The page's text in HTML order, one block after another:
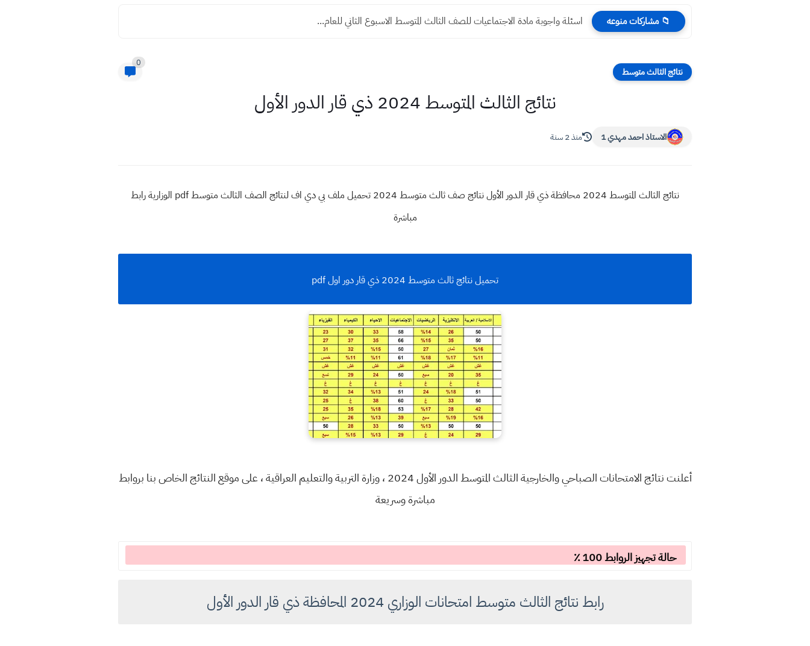
📁 مشاركات منوعه اسئلة واجوبة مادة الاجتماعيات للصف الثالث المتوسط الاسبوع الثاني للعام...
نتائج الثالث متوسط
0
نتائج الثالث المتوسط 2024 ذي قار الدور الأول
الاستاذ احمد مهدي 1 منذ 2 سنة
نتائج الثالث المتوسط 2024 محافظة ذي قار الدور الأول نتائج صف ثالث متوسط 2024 تحميل ملف بي دي اف لنتائج الصف الثالث متوسط pdf الوزارية رابط
مباشرة
تحميل نتائج ثالث متوسط 2024 ذي قار دور اول pdf
أعلنت نتائج الامتحانات الصباحي والخارجية الثالث المتوسط الدور الأول 2024 ، وزارة التربية والتعليم العراقية ، على موقع النتائج الخاص بنا بروابط
مباشرة وسريعة
حالة تجهيز الروابط 100 ٪
رابط نتائج الثالث متوسط امتحانات الوزاري 2024 المحافظة ذي قار الدور الأول